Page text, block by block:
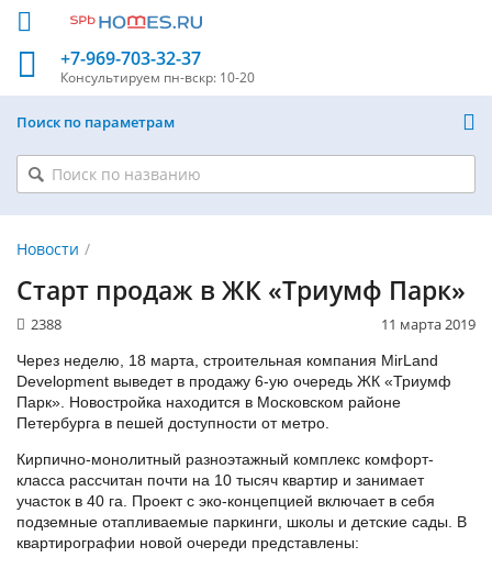
+7-969-703-32-37
Консультируем пн-вскр: 10-20
Поиск по параметрам
Новости
Старт продаж в ЖК «Триумф Парк»
11 марта 2019
2388
Через неделю, 18 марта, строительная компания MirLand
Development выведет в продажу 6-ую очередь ЖК «Триумф
Парк». Новостройка находится в Московском районе
Петербурга в пешей доступности от метро.
Кирпично-монолитный разноэтажный комплекс комфорт-
класса рассчитан почти на 10 тысяч квартир и занимает
участок в 40 га. Проект с эко-концепцией включает в себя
подземные отапливаемые паркинги, школы и детские сады. В
квартирографии новой очереди представлены: